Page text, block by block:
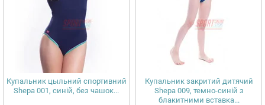
Купальник цыльний спортивний
Shepa 001, синій, без чашок...
Купальник закритий дитячий
Shepa 009, темно-синій з
блакитними вставка...